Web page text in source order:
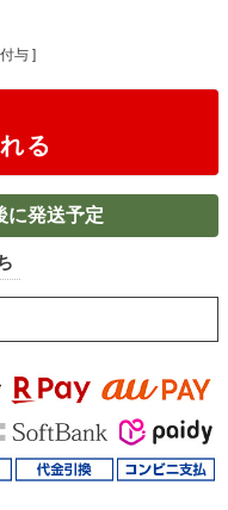
与 ]
る
に発送予定